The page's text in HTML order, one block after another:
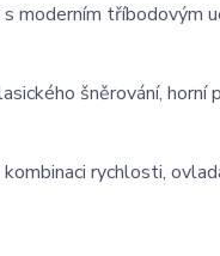
moderním tříbodovým
šněrování,
rychlosti,